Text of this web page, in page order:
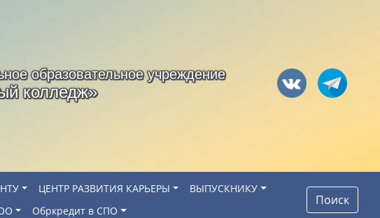
образовательное учреждение
колледж»
ЦЕНТР РАЗВИТИЯ КАРЬЕРЫ
ВЫПУСКНИКУ
Обркредит в СПО
Поиск